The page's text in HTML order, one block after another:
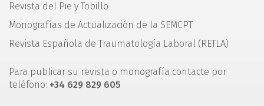
Revista del Pie y Tobillo
Monografías de Actualización de la SEMCPT
Revista Española de Traumatología Laboral (RETLA)
Para publicar su revista o monografía contacte por
teléfono: +34 629 829 605